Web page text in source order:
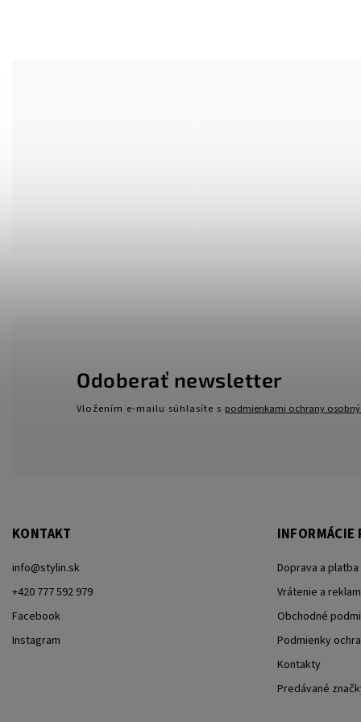
KONTAKT
info@stylin.sk
+420 777 592 979
Facebook
Instagram
INFORMÁCIE
Doprava a platba
Vrátenie a
Obchodné
Podmienky
Kontakty
Predávané
Odoberať newsletter
Vložením e-mailu súhlasíte s podmienkami ochrany